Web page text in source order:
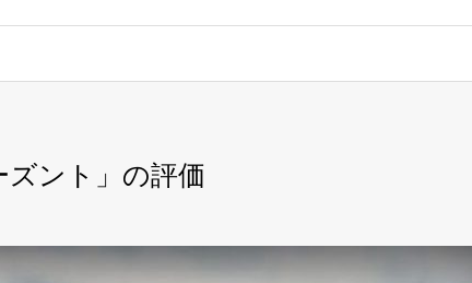
ント」の評価